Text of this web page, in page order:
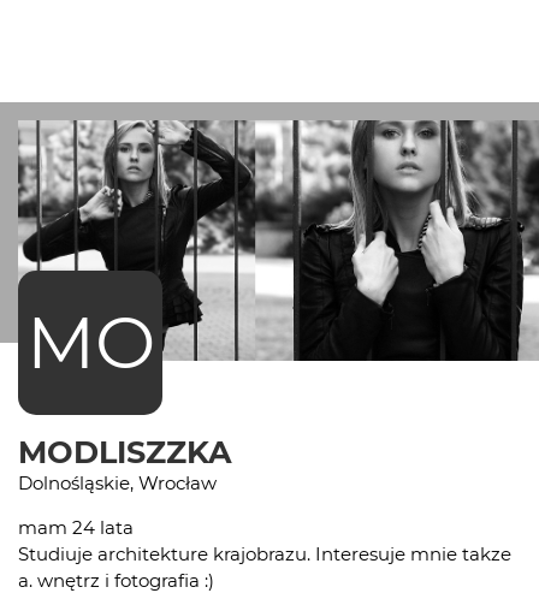
MO
MODLISZZKA
Dolnośląskie, Wrocław
mam 24 lata
Studiuje architekture krajobrazu. Interesuje mnie takze
a. wnętrz i fotografia :)